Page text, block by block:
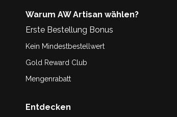
Warum AW Artisan wählen?
Erste Bestellung Bonus
Kein Mindestbestellwert
Gold Reward Club
Mengenrabatt
Entdecken